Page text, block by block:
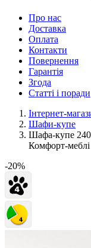
Про нас
Доставка
Оплата
Контакти
Повернення
Гарантія
Згода
Статті і поради
Інтернет-
Шафи-купе
Шафа-купе
Комфорт-меблі
-20%